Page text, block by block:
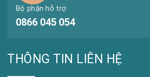
Bộ phận hỗ trợ
0866 045 054
THÔNG TIN LIÊN HỆ